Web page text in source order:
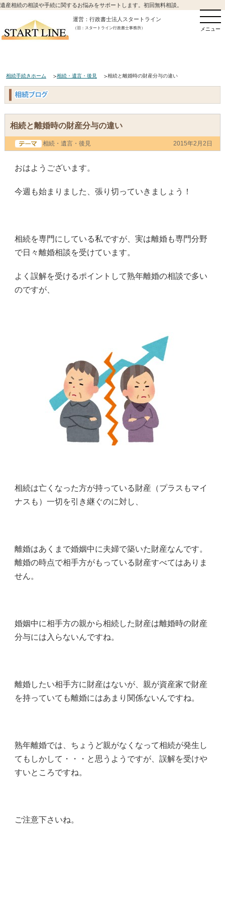
遺産相続の相談や手続に関するお悩みをサポートします。初回無料相談。
運営：行政書士法人スタートライン
（旧：スタートライン行政書士事務所） メニュー
相続手続きホーム 相続・遺言・後見 相続と離婚時の財産分与の違い
相続と離婚時の財産分与の違い
相続・遺言・後見 2015年2月2日
おはようございます。
今週も始まりました、張り切っていきましょう！
相続を専門にしている私ですが、実は離婚も専門分野
で日々離婚相談を受けています。
よく誤解を受けるポイントして熟年離婚の相談で多い
のですが、
相続は亡くなった方が持っている財産（プラスもマイ
ナスも）一切を引き継ぐのに対し、
離婚はあくまで婚姻中に夫婦で築いた財産なんです。
離婚の時点で相手方がもっている財産すべてはありま
せん。
婚姻中に相手方の親から相続した財産は離婚時の財産
分与には入らないんですね。
離婚したい相手方に財産はないが、親が資産家で財産
を持っていても離婚にはあまり関係ないんですね。
熟年離婚では、ちょうど親がなくなって相続が発生し
てもしかして・・・と思うようですが、誤解を受けや
すいところですね。
ご注意下さいね。